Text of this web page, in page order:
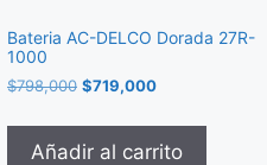
Bateria AC-DELCO Dorada 27R-
1000
$798,000 $719,000
Añadir al carrito